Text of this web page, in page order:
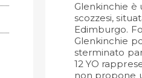
Glenkinchie è
scozzesi,
Edimburgo.
Glenkinchie
sterminato
12 YO
non propone